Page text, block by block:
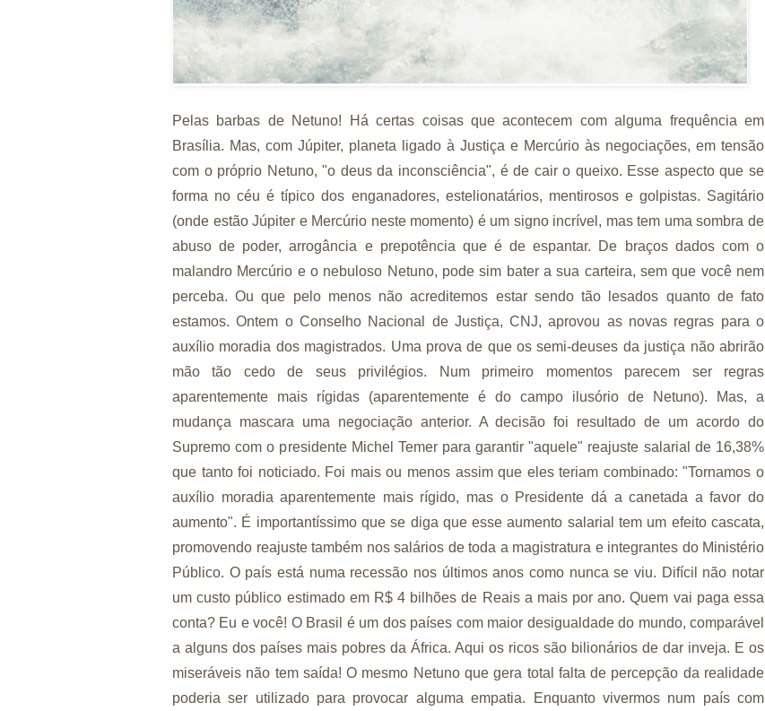
Pelas barbas de Netuno! Há certas coisas que acontecem com alguma frequência em
Brasília. Mas, com Júpiter, planeta ligado à Justiça e Mercúrio às negociações, em tensão
com o próprio Netuno, "o deus da inconsciência", é de cair o queixo. Esse aspecto que se
forma no céu é típico dos enganadores, estelionatários, mentirosos e golpistas. Sagitário
(onde estão Júpiter e Mercúrio neste momento) é um signo incrível, mas tem uma sombra de
abuso de poder, arrogância e prepotência que é de espantar. De braços dados com o
malandro Mercúrio e o nebuloso Netuno, pode sim bater a sua carteira, sem que você nem
perceba. Ou que pelo menos não acreditemos estar sendo tão lesados quanto de fato
estamos. Ontem o Conselho Nacional de Justiça, CNJ, aprovou as novas regras para o
auxílio moradia dos magistrados. Uma prova de que os semi-deuses da justiça não abrirão
mão tão cedo de seus privilégios. Num primeiro momentos parecem ser regras
aparentemente mais rígidas (aparentemente é do campo ilusório de Netuno). Mas, a
mudança mascara uma negociação anterior. A decisão foi resultado de um acordo do
Supremo com o presidente Michel Temer para garantir "aquele" reajuste salarial de 16,38%
que tanto foi noticiado. Foi mais ou menos assim que eles teriam combinado: "Tornamos o
auxílio moradia aparentemente mais rígido, mas o Presidente dá a canetada a favor do
aumento". É importantíssimo que se diga que esse aumento salarial tem um efeito cascata,
promovendo reajuste também nos salários de toda a magistratura e integrantes do Ministério
Público. O país está numa recessão nos últimos anos como nunca se viu. Difícil não notar
um custo público estimado em R$ 4 bilhões de Reais a mais por ano. Quem vai paga essa
conta? Eu e você! O Brasil é um dos países com maior desigualdade do mundo, comparável
a alguns dos países mais pobres da África. Aqui os ricos são bilionários de dar inveja. E os
miseráveis não tem saída! O mesmo Netuno que gera total falta de percepção da realidade
poderia ser utilizado para provocar alguma empatia. Enquanto vivermos num país com